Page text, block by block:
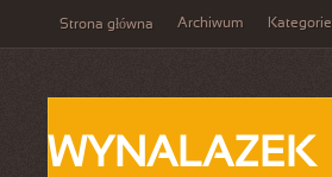
Strona główna Archiwum Kategorie
WYNALAZEK